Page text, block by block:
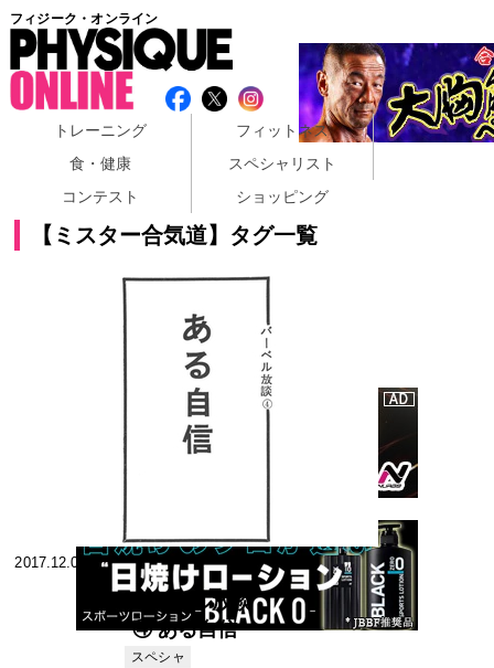
フィジーク・オンライン
トレーニング
フィットネス
食・健康
スペシャリスト
コンテスト
ショッピング
【ミスター合気道】タグ一覧
2017.12.03
バーベル放談
④ ある自信
スペシャ